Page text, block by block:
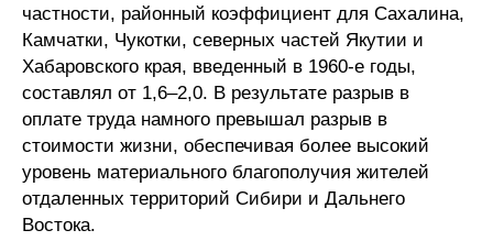
частности, районный коэффициент для Сахалина,
Камчатки, Чукотки, северных частей Якутии и
Хабаровского края, введенный в 1960-е годы,
составлял от 1,6–2,0. В результате разрыв в
оплате труда намного превышал разрыв в
стоимости жизни, обеспечивая более высокий
уровень материального благополучия жителей
отдаленных территорий Сибири и Дальнего
Востока.